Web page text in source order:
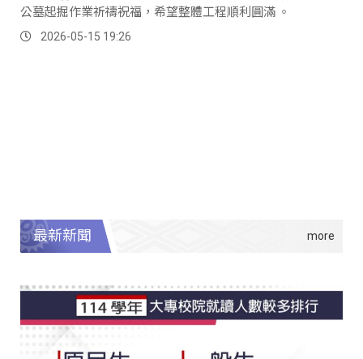
公墓起掘作業祈禱祝福，希望整體工程順利圓滿 。
2026-05-15 19:26
最新新聞